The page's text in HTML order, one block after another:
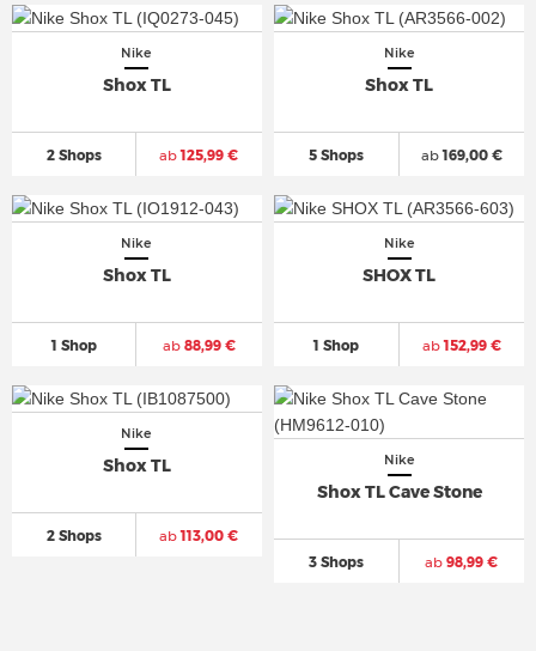
Nike
Shox TL
2 Shops ab125,99 €
Nike
Shox TL
5 Shops ab169,00 €
Nike
Shox TL
1 Shop ab88,99 €
Nike
SHOX TL
1 Shop ab152,99 €
Nike
Shox TL
2 Shops ab113,00 €
Nike
Shox TL Cave Stone
3 Shops ab 98,99 €